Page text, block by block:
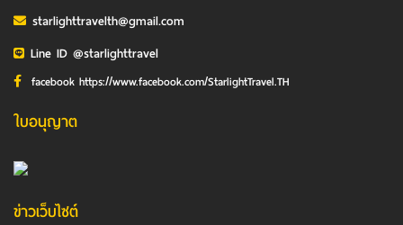
starlighttravelth@gmail.com
Line ID @starlighttravel
facebook https://www.facebook.com/StarlightTravel.TH
ใบอนุญาต
ข่าวเว็บไซต์